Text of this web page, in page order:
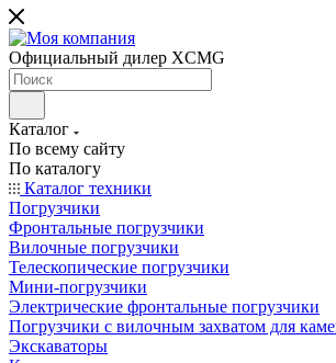
Официальный дилер XCMG
Каталог
По всему сайту
По каталогу
Каталог техники
Погрузчики
Фронтальные погрузчики
Вилочные погрузчики
Телескопические погрузчики
Мини-погрузчики
Электрические фронтальные погрузчики
Погрузчики с вилочным захватом для
Экскаваторы